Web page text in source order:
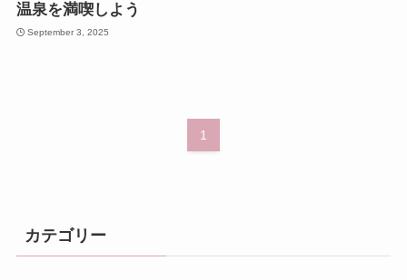
温泉を満喫しよう
September 3, 2025
1
カテゴリー